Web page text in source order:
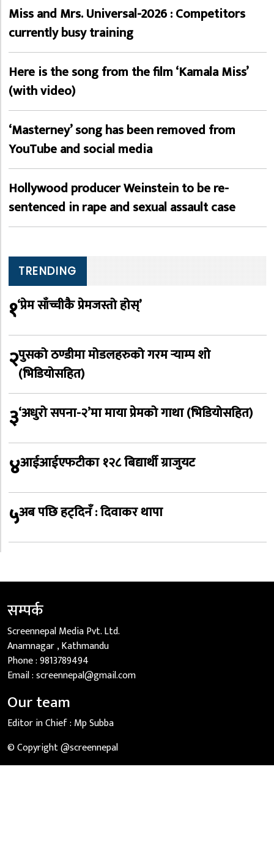
Miss and Mrs. Universal-2026 : Competitors
currently busy training
Here is the song from the film ‘Kamala Miss’
(with video)
‘Masterney’ song has been removed from
YouTube and social media
Hollywood producer Weinstein to be re-
sentenced in rape and sexual assault case
TRENDING
१‘प्रेम साँच्चीकै प्रेमजस्तो होस्’
२पुसको ठण्डीमा मोडलहरुको गरम र्‍याम्प शो
(भिडियोसहित)
३‘अधुरो सपना-२’मा माया प्रेमको गाथा (भिडियोसहित)
४आईआईएफटीका १२८ बिद्यार्थी ग्राजुयट
५अब पछि हट्दिनँ : दिवाकर थापा
सम्पर्क
Screennepal Media Pvt. Ltd.
Anamnagar , Kathmandu
Phone :9813789494
Email :screennepal@gmail.com
Our team
Editor in Chief : Mp Subba
© Copyright @screennepal